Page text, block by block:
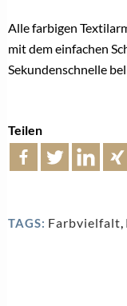
Alle farbigen
mit dem einfachen
Sekundenschnelle
Teilen
TAGS: Farbvielfalt,